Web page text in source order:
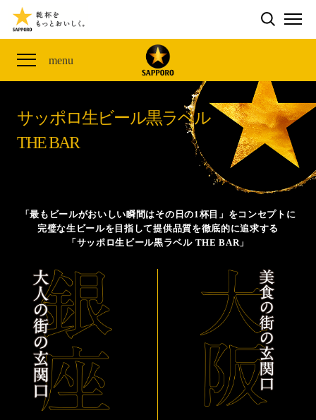
検索する
menu
THE PERFECT 黒ラベル WAGON 出展FES
ザ・パーフェクト黒ラベル アワード
「満天☆青空レストラン」コラボキャンペーン
山本由伸選手応援プロジェクト「GET A STAR
YOSHINOBU」
黒ラベル×『エヴァンゲリオン』30th Anniv.
サッポロ生ビール黒ラベル 『THE STAR JAM』
「丸くなるな、☆星になれ。」限定デザイン缶数量限
定発売
サッポロ生ビール黒ラベル THE SHOP
CLUB 黒ラベル
サッポロ生ビール黒ラベル
オカズデザインが提案する
ザ・パーフェクト黒ラベル
サッポロ生ビール黒ラベル THE BAR
ザ・パーフェクト黒ラベルが飲めるお店
CLUB 黒ラベル
サッポロ生ビール黒ラベル
THE BAR
「最もビールがおいしい瞬間はその日の1杯目」をコンセプトに
完璧な生ビールを目指して提供品質を徹底的に追求する
「サッポロ生ビール黒ラベル THE BAR」